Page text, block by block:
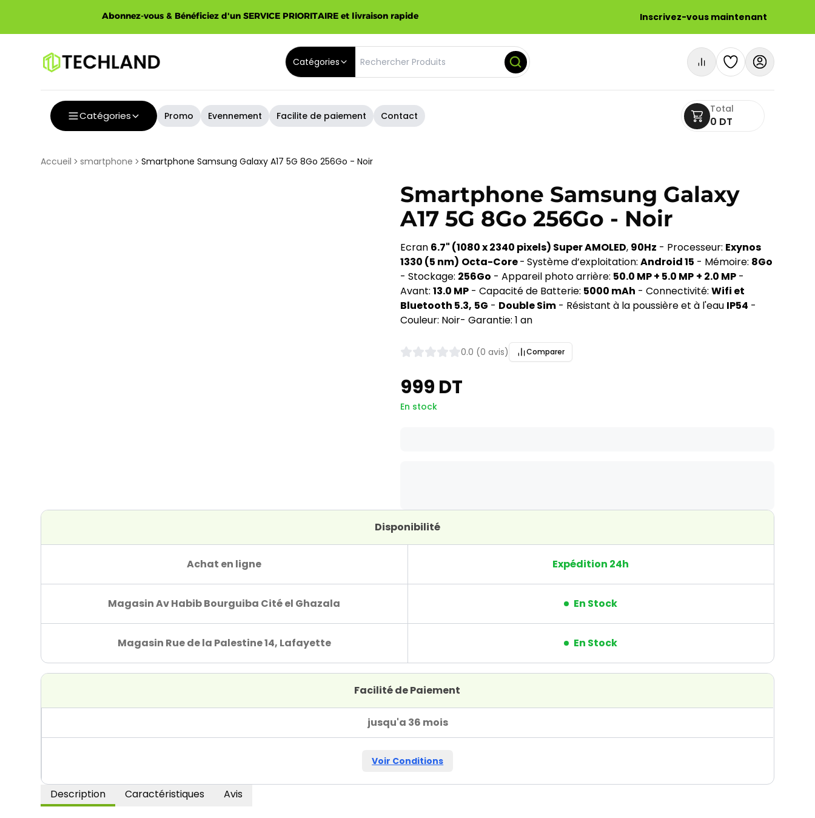
Abonnez-vous & Bénéficiez d'un SERVICE PRIORITAIRE et livraison rapide Inscrivez-vous maintenant
Catégories
Catégories Promo Evennement Facilite de paiement Contact
Total
0 DT
Accueil smartphone Smartphone Samsung Galaxy A17 5G 8Go 256Go - Noir
Smartphone Samsung Galaxy
A17 5G 8Go 256Go - Noir
Ecran 6.7" (1080 x 2340 pixels) Super AMOLED, 90Hz - Processeur: Exynos
1330 (5 nm) Octa-Core- Système d’exploitation: Android 15 - Mémoire: 8Go
- Stockage: 256Go - Appareil photo arrière: 50.0 MP + 5.0 MP + 2.0 MP-
Avant: 13.0 MP- Capacité de Batterie: 5000 mAh - Connectivité: Wifi et
Bluetooth 5.3, 5G - Double Sim- Résistant à la poussière et à l'eau IP54 -
Couleur: Noir- Garantie: 1 an
0.0 (0 avis) Comparer
999 DT
En stock
Disponibilité
Achat en ligne Expédition 24h
Magasin Av Habib Bourguiba Cité el Ghazala En Stock
Magasin Rue de la Palestine 14, Lafayette En Stock
Facilité de Paiement
jusqu'a 36 mois
Voir Conditions
Description Caractéristiques Avis